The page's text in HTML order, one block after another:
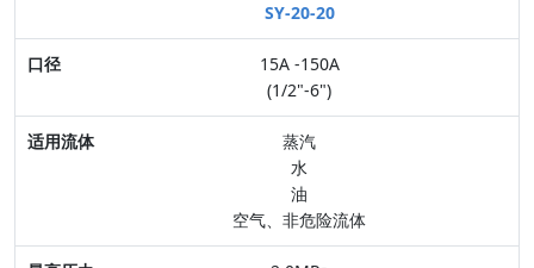
口径
适用流体
最高压力
SY-20-20
15A -150A
(1/2"-6")
蒸汽
水
油
空气、非危险流体